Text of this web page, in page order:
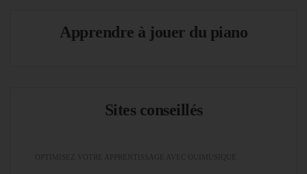
Apprendre à jouer du piano
Sites conseillés
OPTIMISEZ VOTRE APPRENTISSAGE AVEC OUIMUSIQUE